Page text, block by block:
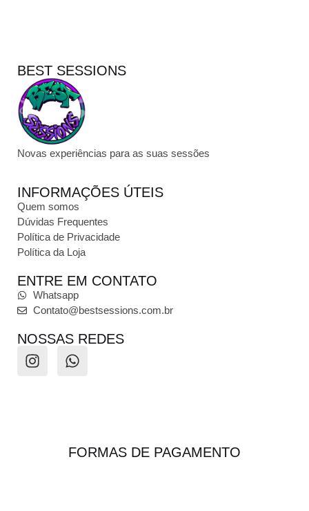
BEST SESSIONS
Novas experiências para as suas sessões
INFORMAÇÕES ÚTEIS
Quem somos
Dúvidas Frequentes
Política de Privacidade
Política da Loja
ENTRE EM CONTATO
Whatsapp
Contato@bestsessions.com.br
NOSSAS REDES
FORMAS DE PAGAMENTO